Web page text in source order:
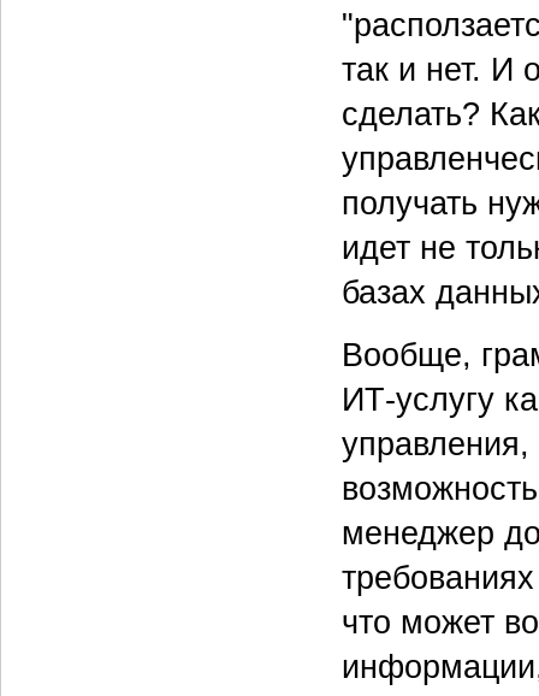
так и нет. И
сделать?
получать
идет не
базах
Вообще,
ИТ-услугу
управления,
менеджер
что может